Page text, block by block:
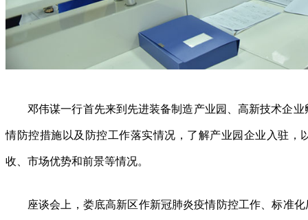
邓伟谋一行首先来到先进装备制造产业园、高新技术企
情防控措施以及防控工作落实情况，了解产业园企业入驻，
收、市场优势和前景等情况。
座谈会上，娄底高新区作新冠肺炎疫情防控工作、标准